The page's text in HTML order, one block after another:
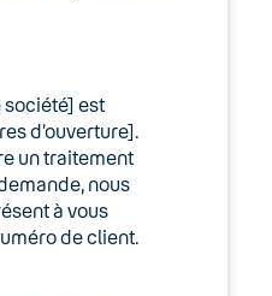
l’annuaire dans
et permissions
société] est
d’ouverture].
un traitement
nous
à vous
de client.